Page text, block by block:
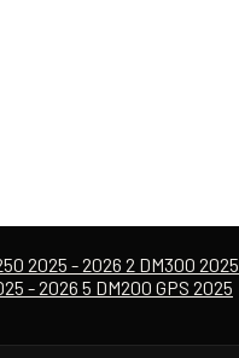
2025 - 2026 2 DM300 2025
- 2026 5 DM200 GPS 2025